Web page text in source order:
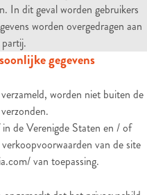
In dit geval worden gebruikers
worden overgedragen aan
gegevens
worden niet buiten de
de Verenigde Staten en / of
van de site
van toepassing.